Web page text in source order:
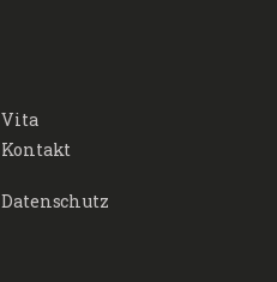
Vita
Kontakt
Datenschutz